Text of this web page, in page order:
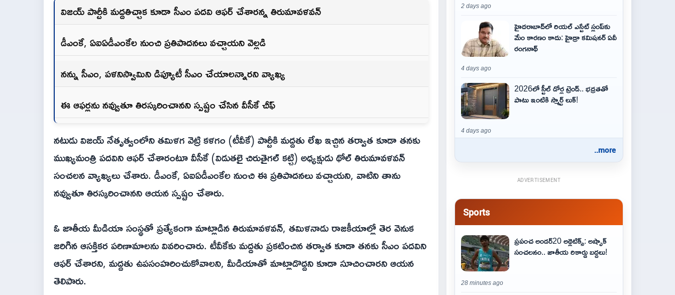
విజయ్ పార్టీకి మద్దతిచ్చాక కూడా సీఎం పదవి ఆఫర్ చేశారన్న తిరుమావళవన్
డీఎంకే, ఏఐఏడీఎంకేల నుంచి ప్రతిపాదనలు వచ్చాయని వెల్లడి
నన్ను సీఎం, పళనిస్వామిని డిప్యూటీ సీఎం చేయాలన్నారని వ్యాఖ్య
ఈ ఆఫర్లను నవ్వుతూ తిరస్కరించానని స్పష్టం చేసిన వీసీకే చీఫ్
నటుడు విజయ్ నేతృత్వంలోని తమిళగ వెట్రి కళగం (టీవీకే) పార్టీకి మద్దతు లేఖ ఇచ్చిన తర్వాత కూడా తనకు
ముఖ్యమంత్రి పదవిని ఆఫర్ చేశారంటూ వీసీకే (విడుతలై చిరుతైగల్ కట్చి) అధ్యక్షుడు థోల్ తిరుమావళవన్
సంచలన వ్యాఖ్యలు చేశారు. డీఎంకే, ఏఐఏడీఎంకేల నుంచి ఈ ప్రతిపాదనలు వచ్చాయని, వాటిని తాను
నవ్వుతూ తిరస్కరించానని ఆయన స్పష్టం చేశారు.
ఓ జాతీయ మీడియా సంస్థతో ప్రత్యేకంగా మాట్లాడిన తిరుమావళవన్, తమిళనాడు రాజకీయాల్లో తెర వెనుక
జరిగిన ఆసక్తికర పరిణామాలను వివరించారు. టీవీకేకు మద్దతు ప్రకటించిన తర్వాత కూడా తనకు సీఎం పదవిని
ఆఫర్ చేశారని, మద్దతు ఉపసంహరించుకోవాలని, మీడియాతో మాట్లాడొద్దని కూడా సూచించారని ఆయన
తెలిపారు.
2 days ago
హైదరాబాద్‌లో రియల్ ఎస్టేట్ స్లంప్‌కు
మేం కారణం కాదు: హైడ్రా కమిషనర్ ఏవీ
రంగనాథ్
4 days ago
2026లో స్టీల్ డోర్ల ట్రెండ్.. భద్రతతో
పాటు ఇంటికి స్మార్ట్ లుక్!
4 days ago
..more
ADVERTISEMENT
Sports
ప్రపంచ అండర్20 అథ్లెటిక్స్: అష్ఫాక్
సంచలనం.. జాతీయ రికార్డు బద్దలు!
28 minutes ago